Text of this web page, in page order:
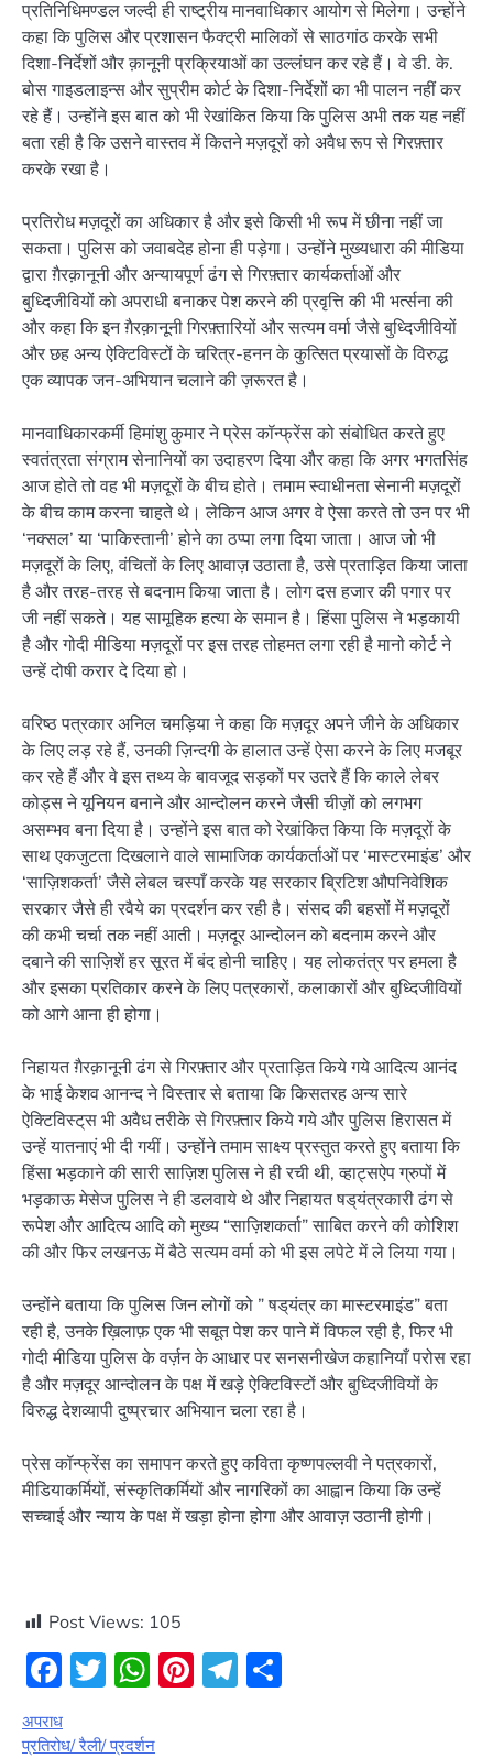
प्रतिनिधिमण्डल जल्दी ही राष्ट्रीय मानवाधिकार आयोग से मिलेगा। उन्होंने
कहा कि पुलिस और प्रशासन फैक्ट्री मालिकों से साठगांठ करके सभी
दिशा-निर्देशों और क़ानूनी प्रक्रियाओं का उल्लंघन कर रहे हैं। वे डी. के.
बोस गाइडलाइन्स और सुप्रीम कोर्ट के दिशा-निर्देशों का भी पालन नहीं कर
रहे हैं। उन्होंने इस बात को भी रेखांकित किया कि पुलिस अभी तक यह नहीं
बता रही है कि उसने वास्तव में कितने मज़दूरों को अवैध रूप से गिरफ़्तार
करके रखा है।
प्रतिरोध मज़दूरों का अधिकार है और इसे किसी भी रूप में छीना नहीं जा
सकता। पुलिस को जवाबदेह होना ही पड़ेगा। उन्होंने मुख्यधारा की मीडिया
द्वारा ग़ैरक़ानूनी और अन्यायपूर्ण ढंग से गिरफ़्तार कार्यकर्ताओं और
बुध्दिजीवियों को अपराधी बनाकर पेश करने की प्रवृत्ति की भी भर्त्सना की
और कहा कि इन ग़ैरक़ानूनी गिरफ़्तारियों और सत्यम वर्मा जैसे बुध्दिजीवियों
और छह अन्य ऐक्टिविस्टों के चरित्र-हनन के कुत्सित प्रयासों के विरुद्ध
एक व्यापक जन-अभियान चलाने की ज़रूरत है।
मानवाधिकारकर्मी हिमांशु कुमार ने प्रेस कॉन्फ्रेंस को संबोधित करते हुए
स्वतंत्रता संग्राम सेनानियों का उदाहरण दिया और कहा कि अगर भगतसिंह
आज होते तो वह भी मज़दूरों के बीच होते। तमाम स्वाधीनता सेनानी मज़दूरों
के बीच काम करना चाहते थे। लेकिन आज अगर वे ऐसा करते तो उन पर भी
‘नक्सल’ या ‘पाकिस्तानी’ होने का ठप्पा लगा दिया जाता। आज जो भी
मज़दूरों के लिए, वंचितों के लिए आवाज़ उठाता है, उसे प्रताड़ित किया जाता
है और तरह-तरह से बदनाम किया जाता है। लोग दस हजार की पगार पर
जी नहीं सकते। यह सामूहिक हत्या के समान है। हिंसा पुलिस ने भड़कायी
है और गोदी मीडिया मज़दूरों पर इस तरह तोहमत लगा रही है मानो कोर्ट ने
उन्हें दोषी करार दे दिया हो।
वरिष्ठ पत्रकार अनिल चमड़िया ने कहा कि मज़दूर अपने जीने के अधिकार
के लिए लड़ रहे हैं, उनकी ज़िन्दगी के हालात उन्हें ऐसा करने के लिए मजबूर
कर रहे हैं और वे इस तथ्य के बावजूद सड़कों पर उतरे हैं कि काले लेबर
कोड्स ने यूनियन बनाने और आन्दोलन करने जैसी चीज़ों को लगभग
असम्भव बना दिया है। उन्होंने इस बात को रेखांकित किया कि मज़दूरों के
साथ एकजुटता दिखलाने वाले सामाजिक कार्यकर्ताओं पर ‘मास्टरमाइंड’ और
‘साज़िशकर्ता’ जैसे लेबल चस्पाँ करके यह सरकार ब्रिटिश औपनिवेशिक
सरकार जैसे ही रवैये का प्रदर्शन कर रही है। संसद की बहसों में मज़दूरों
की कभी चर्चा तक नहीं आती। मज़दूर आन्दोलन को बदनाम करने और
दबाने की साज़िशें हर सूरत में बंद होनी चाहिए। यह लोकतंत्र पर हमला है
और इसका प्रतिकार करने के लिए पत्रकारों, कलाकारों और बुध्दिजीवियों
को आगे आना ही होगा।
निहायत ग़ैरक़ानूनी ढंग से गिरफ़्तार और प्रताड़ित किये गये आदित्य आनंद
के भाई केशव आनन्द ने विस्तार से बताया कि किसतरह अन्य सारे
ऐक्टिविस्ट्‌स भी अवैध तरीके से गिरफ़्तार किये गये और पुलिस हिरासत में
उन्हें यातनाएं भी दी गयीं। उन्होंने तमाम साक्ष्य प्रस्तुत करते हुए बताया कि
हिंसा भड़‌काने की सारी साज़िश पुलिस ने ही रची थी, व्हाट्सऐप ग्रुपों में
भड़‌काऊ मेसेज पुलिस ने ही डलवाये थे और निहायत षड्‌यंत्रकारी ढंग से
रूपेश और आदित्य आदि को मुख्य “साज़िशकर्ता” साबित करने की कोशिश
की और फिर लखनऊ में बैठे सत्यम वर्मा को भी इस लपेटे में ले लिया गया।
उन्होंने बताया कि पुलिस जिन लोगों को ” षड्‌यंत्र का मास्टरमाइंड” बता
रही है, उनके ख़िलाफ़ एक भी सबूत पेश कर पाने में विफल रही है, फिर भी
गोदी मीडिया पुलिस के वर्ज़न के आधार पर सनसनीखेज कहानियाँ परोस रहा
है और मज़दूर आन्दोलन के पक्ष में खड़े ऐक्टिविस्टों और बुध्दिजीवियों के
विरुद्ध देशव्यापी दुष्प्रचार अभियान चला रहा है।
प्रेस कॉन्फ्रेंस का समापन करते हुए कविता कृष्णपल्लवी ने पत्रकारों,
मीडियाकर्मियों, संस्कृतिकर्मियों और नागरिकों का आह्वान किया कि उन्हें
सच्चाई और न्याय के पक्ष में खड़ा होना होगा और आवाज़ उठानी होगी।
Post Views: 105
Facebook
Twitter
WhatsApp
Pinterest
Telegram
अपराध
प्रतिरोध/ रैली/ प्रदर्शन